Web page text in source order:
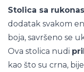
Stolica sa
dodatak svakom
boja, savršeno se
Ova stolica nudi
kao što su crna,